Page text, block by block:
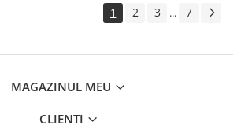
1 2 3 ... 7
MAGAZINUL MEU
CLIENTI